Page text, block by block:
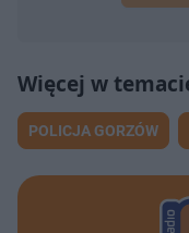
POLICJA GORZÓW